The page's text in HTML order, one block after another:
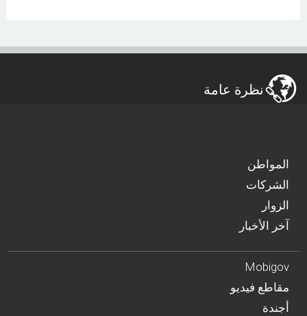
نظرة عامة
المواطن
الشركات
الزوار
آخر الأخبار
Mobigov
مقاطع فيديو
أجندة